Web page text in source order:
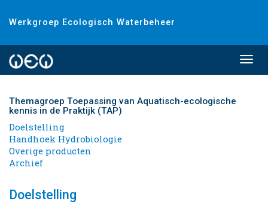
Werkgroep Ecologisch Waterbeheer
Themagroep Toepassing van Aquatisch-ecologische
kennis in de Praktijk (TAP)
Doelstelling
Handhoek Hydrobiologie
Overige producten
Archief
Doelstelling